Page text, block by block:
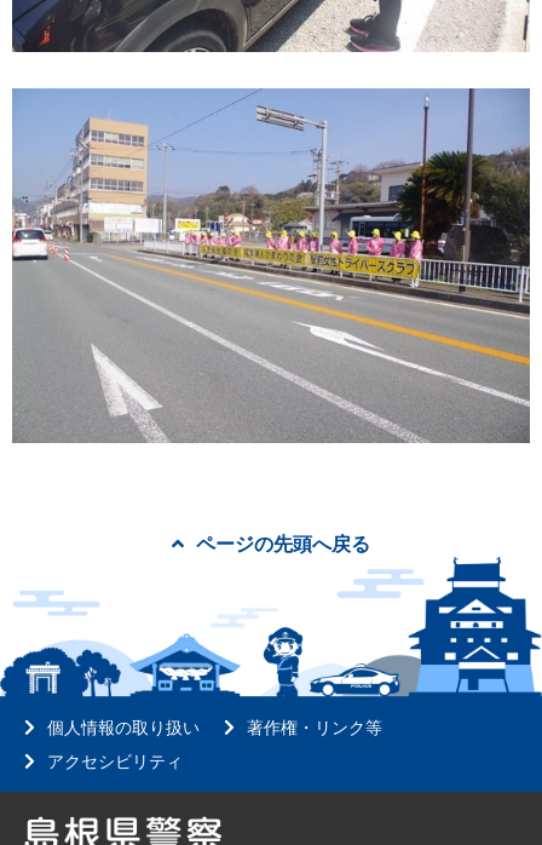
ページの先頭へ戻る
個人情報の取り扱い
著作権・リンク等
アクセシビリティ